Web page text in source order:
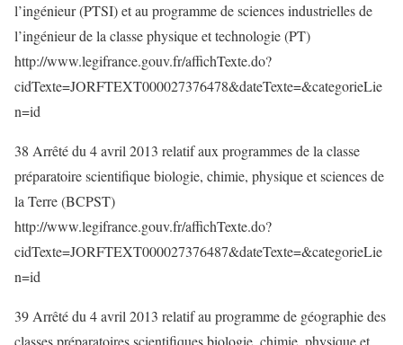
l’ingénieur (PTSI) et au programme de sciences industrielles de
l’ingénieur de la classe physique et technologie (PT)
http://www.legifrance.gouv.fr/affichTexte.do?
cidTexte=JORFTEXT000027376478&dateTexte=&categorieLie
n=id
38 Arrêté du 4 avril 2013 relatif aux programmes de la classe
préparatoire scientifique biologie, chimie, physique et sciences de
la Terre (BCPST)
http://www.legifrance.gouv.fr/affichTexte.do?
cidTexte=JORFTEXT000027376487&dateTexte=&categorieLie
n=id
39 Arrêté du 4 avril 2013 relatif au programme de géographie des
classes préparatoires scientifiques biologie, chimie, physique et